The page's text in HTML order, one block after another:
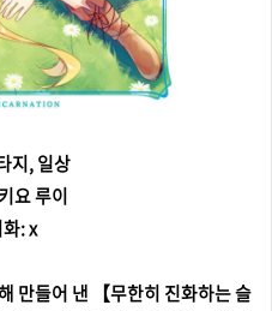
지, 일상
요 루이
: x
만들어 낸 【무한히 진화하는 슬